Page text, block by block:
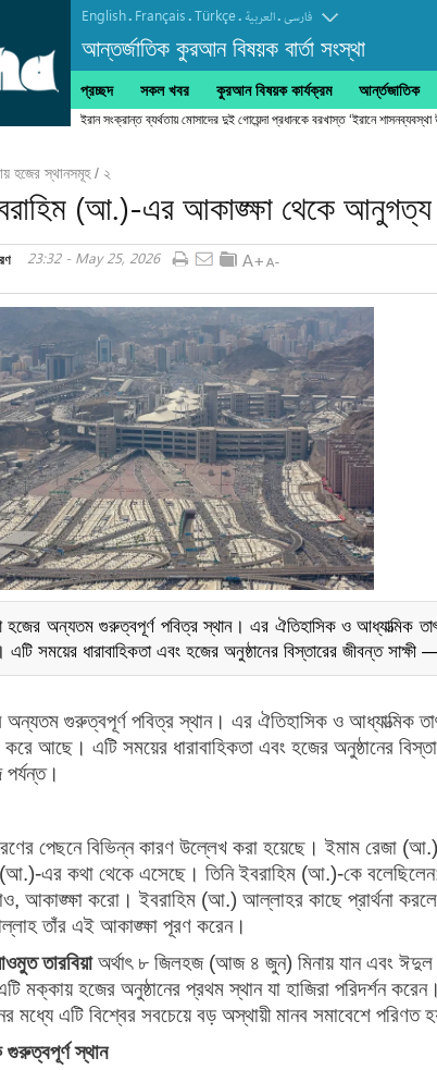
English. Français.Türkçe. العربیة.فارسی
আন্তর্জাতিক কুরআন বিষয়ক বার্তা সংস্থা
প্রচ্ছদ সকল খবর কুরআন বিষয়ক কার্যক্রম আর্ন্তজাতিক
ইরান সংক্রান্ত ব্যর্থতায় মোসাদের দুই গোয়েন্দা প্রধানকে বরখাস্ত ‘ইরানে শাসনব্যবস্থা
হজের স্থানসমূহ / ২
(আ.)-এর আকাঙ্ক্ষা থেকে আনুগত্য
23:32 - May 25, 2026
হজের অন্যতম গুরুত্বপূর্ণ পবিত্র স্থান। এর ঐতিহাসিক ও আধ্যাত্মিক
সময়ের ধারাবাহিকতা এবং হজের অনুষ্ঠানের বিস্তারের জীবন্ত
অন্যতম গুরুত্বপূর্ণ পবিত্র স্থান। এর ঐতিহাসিক ও আধ্যাত্মিক
আছে। এটি সময়ের ধারাবাহিকতা এবং হজের অনুষ্ঠানের
পেছনে বিভিন্ন কারণ উল্লেখ করা হয়েছে। ইমাম রেজা
এর কথা থেকে এসেছে। তিনি ইবরাহিম (আ.)-কে
আকাঙ্ক্ষা করো। ইবরাহিম (আ.) আল্লাহর কাছে প্রার্থনা
তাঁর এই আকাঙ্ক্ষা পূরণ করেন।
তারবিয়াঅর্থাৎ ৮ জিলহজ (আজ ৪ জুন) মিনায় যান এবং
মক্কায় হজের অনুষ্ঠানের প্রথম স্থান যা হাজিরা পরিদর্শন
মধ্যে এটি বিশ্বের সবচেয়ে বড় অস্থায়ী মানব সমাবেশে পরিণত
গুরুত্বপূর্ণ স্থান